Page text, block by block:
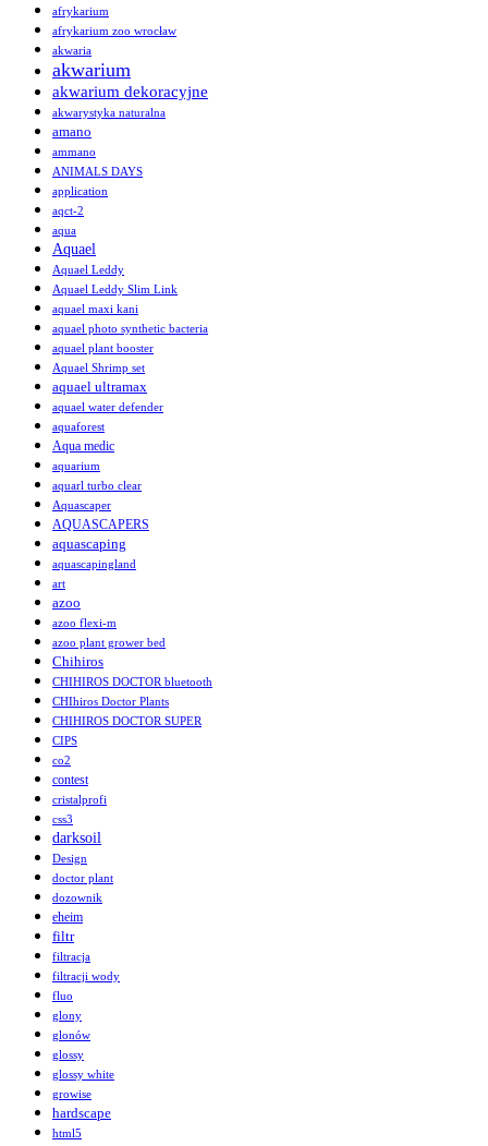
afrykarium
afrykarium zoo wrocław
akwaria
akwarium
akwarium dekoracyjne
akwarystyka naturalna
amano
ammano
ANIMALS DAYS
application
aqct-2
aqua
Aquael
Aquael Leddy
Aquael Leddy Slim Link
aquael maxi kani
aquael photo synthetic bacteria
aquael plant booster
Aquael Shrimp set
aquael ultramax
aquael water defender
aquaforest
Aqua medic
aquarium
aquarl turbo clear
Aquascaper
AQUASCAPERS
aquascaping
aquascapingland
art
azoo
azoo flexi-m
azoo plant grower bed
Chihiros
CHIHIROS DOCTOR bluetooth
CHIhiros Doctor Plants
CHIHIROS DOCTOR SUPER
CIPS
co2
contest
cristalprofi
css3
darksoil
Design
doctor plant
dozownik
eheim
filtr
filtracja
filtracji wody
fluo
glony
glonów
glossy
glossy white
growise
hardscape
html5